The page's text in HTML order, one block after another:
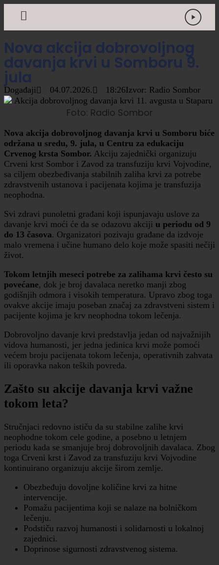
Nova akcija dobrovoljnog
davanja krvi u Somboru 9.
jula
Događaji 04.07.2026. 18:26Izvor: Radio Sombor
Foto: Radio Sombor
Nova akcija dobrovoljnog davanja krvi u Somboru biće
održana u sredu, 9. jula, u Centru za edukaciju
Crvenog krsta Sombor. Akciju zajednički organizuju
Crveni krst Sombor i Zavod za transfuziju krvi Vojvodine,
sa ciljem obezbeđivanja stabilnih zaliha krvi za potrebe
zdravstvenih ustanova i pacijenata kojima je transfuzija
neophodna.
Svi zdravi punoletni građani koji ispunjavaju uslove za
davanje krvi moći će da se odazovu akciji u periodu od 9
do 13 časova. Organizatori pozivaju građane da izdvoje
malo vremena i učine humano delo koje može spasiti nečiji
život.
Tokom letnjih meseci potrebe za zalihama krvi često su
povećane, dok je broj davalaca neretko manji zbog
godišnjih odmora i visokih temperatura. Upravo zbog toga
ovakve akcije imaju poseban značaj za zdravstveni sistem i
pacijente kojima je krv neophodna tokom lečenja.
Dobrovoljno davanje krvi predstavlja jedan od najvažnijih
vidova humanosti, jer jedna jedinica krvi može pomoći
većem broju pacijenata tokom lečenja, operativnih zahvata
ili oporavka nakon teških povreda.
Zašto su akcije davanja krvi važne
tokom leta?
Stručnjaci redovno ističu da su stabilne zalihe krvi
neophodne tokom cele godine, a posebno u letnjem
periodu kada se smanjuje broj dobrovoljnih davalaca. Zbog
toga Crveni krst i Zavod za transfuziju krvi Vojvodine
kontinuirano organizuju akcije širom zemlje.
Obezbeđuju dovoljne količine krvi za hitne
intervencije.
Pomažu pacijentima koji se nalaze na bolničkom
lečenju.
Podstiču razvoj humanosti i solidarnosti u lokalnoj
zajednici.
Doprinose sigurnosti zdravstvenog sistema.